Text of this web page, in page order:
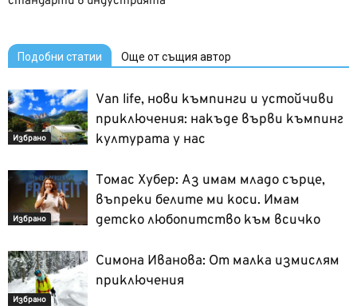
Подобни статии Още от същия автор
Избрано
Van life, нови къмпинги и устойчиви
приключения: накъде върви къмпинг
културата у нас
Избрано
Томас Хубер: Аз имам младо сърце,
въпреки белите ми коси. Имам
детско любопитство към всичко
Избрано
Симона Иванова: От малка измислям
приключения